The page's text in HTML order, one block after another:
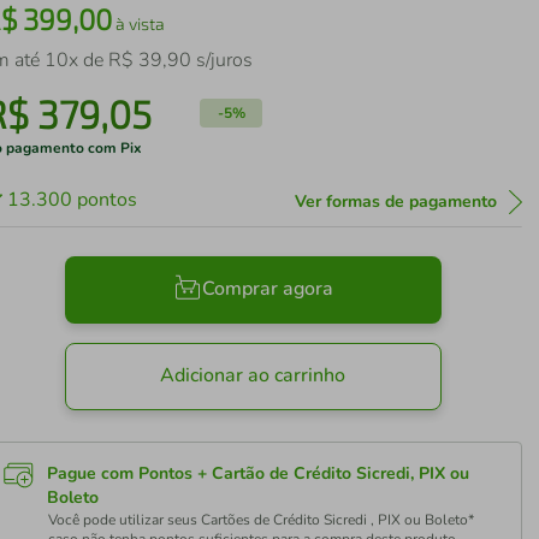
399,00à vista
até 10x de R$ 39,90 s/juros
379,05 -5%
pagamento com Pix
13.300 pontos Ver formas de pagamento
Comprar agora
Adicionar ao carrinho
Pague com Pontos + Cartão de Crédito Sicredi, PIX ou
Boleto
Você pode utilizar seus Cartões de Crédito Sicredi , PIX ou Boleto*